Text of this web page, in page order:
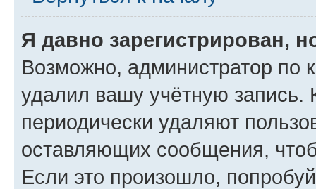
Я давно зарегистрирован,
Возможно, администратор по
удалил вашу учётную запись.
периодически удаляют
оставляющих сообщения,
Если это произошло,